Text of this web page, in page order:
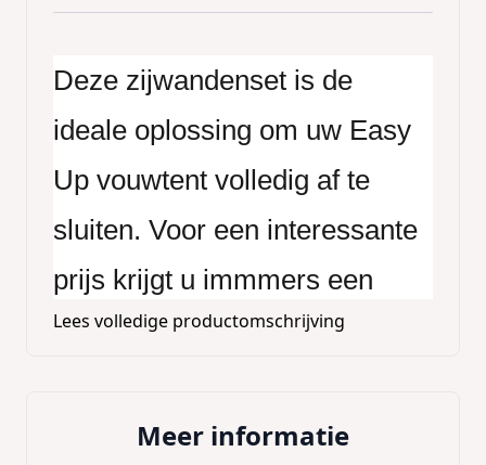
Deze zijwandenset is de
ideale oplossing om uw Easy
Up vouwtent volledig af te
sluiten. Voor een interessante
prijs krijgt u immmers een
volledig en gevarieerd pakket
handige draagtas. Zo kunt u
Lees volledige productomschrijving
Meer informatie